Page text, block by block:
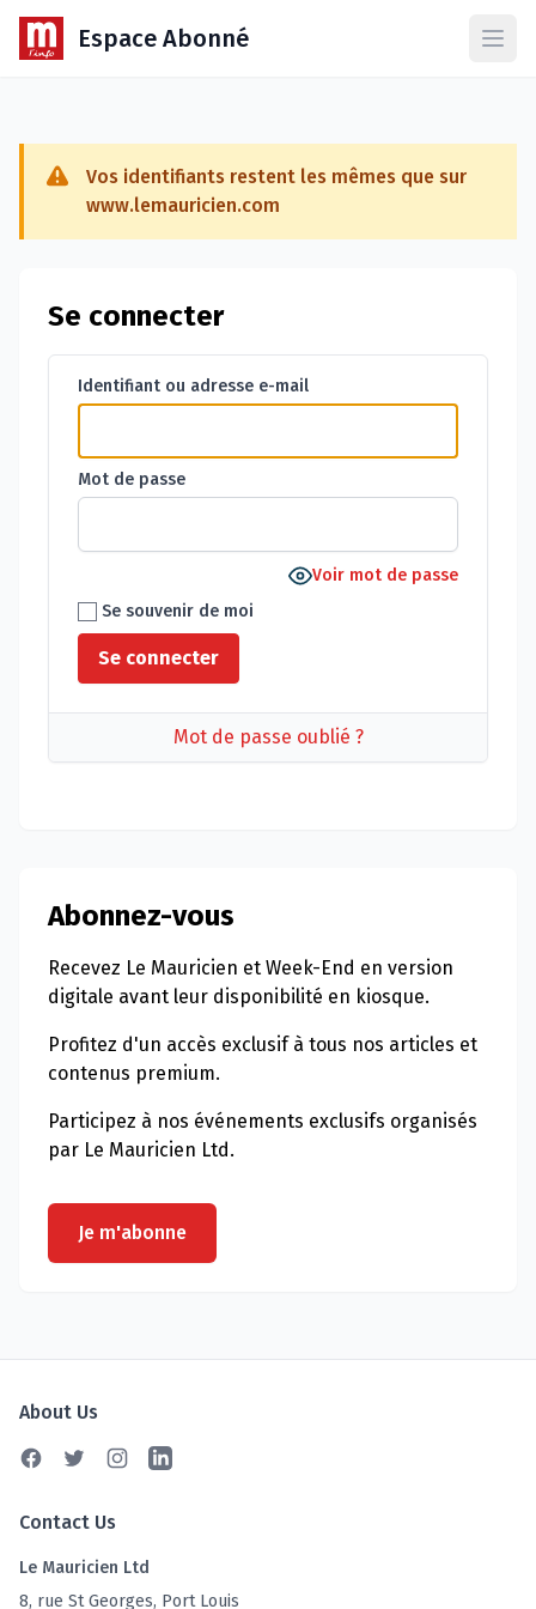
Espace Abonné
Vos identifiants restent les mêmes que sur
www.lemauricien.com
Se connecter
Identifiant ou adresse e-mail
Mot de passe
Voir mot de passe
Se souvenir de moi
Mot de passe oublié ?
Abonnez-vous
Recevez Le Mauricien et Week-End en version
digitale avant leur disponibilité en kiosque.
Profitez d'un accès exclusif à tous nos articles et
contenus premium.
Participez à nos événements exclusifs organisés
par Le Mauricien Ltd.
Je m'abonne
About Us
FacebookTwitterInstagramLinkedin
Contact Us
Le Mauricien Ltd
8, rue St Georges, Port Louis